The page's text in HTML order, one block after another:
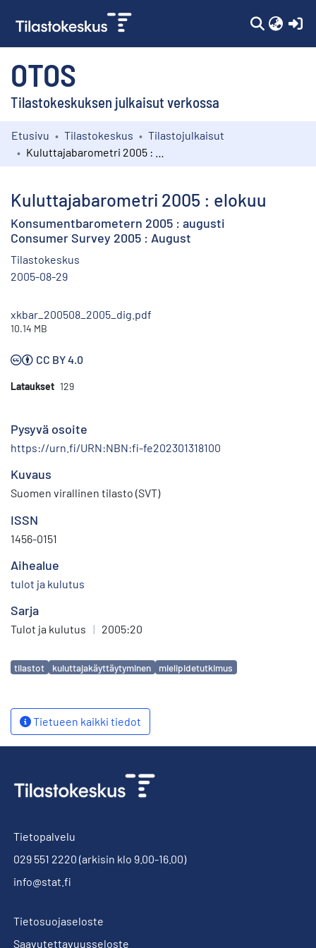
OTOS
Tilastokeskuksen julkaisut verkossa
Kokoelmat
Etusivu Tilastokeskus
Tilastojulkaisut
Kuluttajabarometri 2005 : elokuu
Konsumentbarometern 2005 : augusti
Consumer Survey 2005 : August
Tilastokeskus
2005-08-29
xkbar_200508_2005_dig.pdf
10.14 MB
CC BY 4.0
Lataukset 129
Pysyvä osoite
https://urn.fi/URN:NBN:fi-fe202301318100
Kuvaus
Suomen virallinen tilasto (SVT)
ISSN
1456-0151
Aihealue
tulot ja kulutus
Sarja
Tulot ja kulutus | 2005:20
Avainsanat
tilastot kuluttajakäyttäytyminen mielipidetutkimus
Tietueen kaikki tiedot
Tietopalvelu
029 551 2220 (arkisin klo 9.00-16.00)
info@stat.fi
Tietosuojaseloste
Saavutettavuusseloste